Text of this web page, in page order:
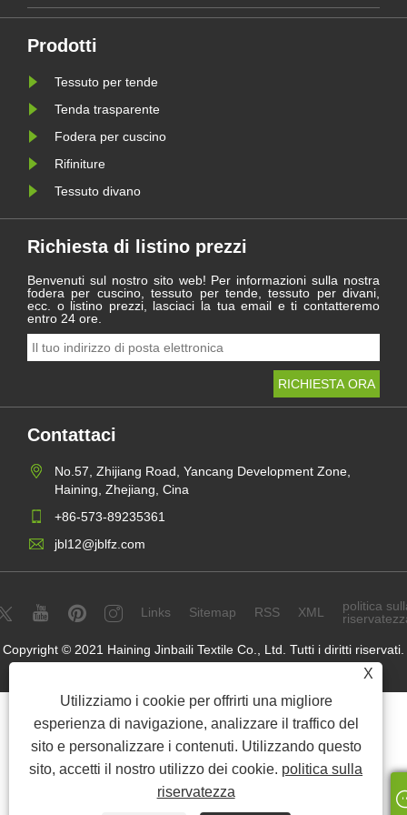
X
Utilizziamo i cookie per offrirti una migliore
esperienza di navigazione, analizzare il traffico del
sito e personalizzare i contenuti. Utilizzando questo
sito, accetti il ​​nostro utilizzo dei cookie. politica sulla
riservatezza
traguardi raggiunti durante
Prodotti
Tessuto per tende
Tenda trasparente
Fodera per cuscino
Rifiniture
Tessuto divano
Richiesta di listino prezzi
Benvenuti sul nostro sito web! Per informazioni sulla nostra
fodera per cuscino, tessuto per tende, tessuto per divani,
ecc. o listino prezzi, lasciaci la tua email e ti contatteremo
entro 24 ore.
Contattaci
No.57, Zhijiang Road, Yancang Development Zone,
Haining, Zhejiang, Cina
+86-573-89235361
jbl12@jblfz.com
Links Sitemap RSS XML
politica
Copyright © 2021 Haining Jinbaili Textile Co., Ltd. Tutti i diritti riservati.